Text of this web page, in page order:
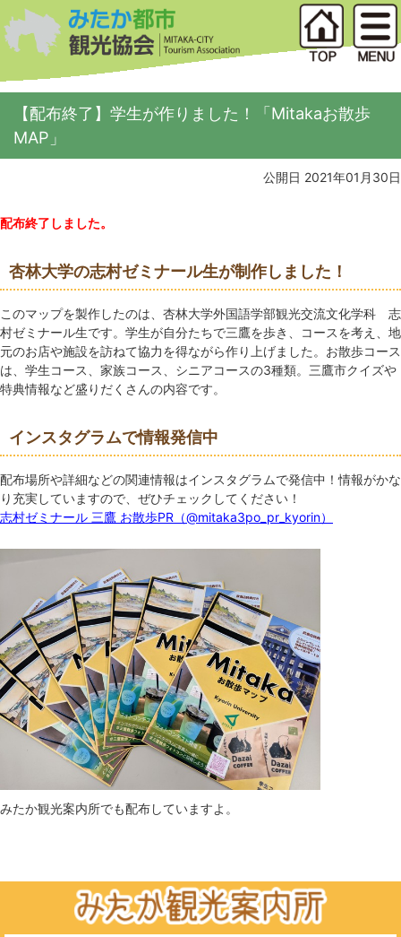
【配布終了】学生が作りました！「Mitakaお散歩
MAP」
公開日 2021年01月30日
配布終了しました。
杏林大学の志村ゼミナール生が制作しました！
このマップを製作したのは、杏林大学外国語学部観光交流文化学科 志
村ゼミナール生です。学生が自分たちで三鷹を歩き、コースを考え、地
元のお店や施設を訪ねて協力を得ながら作り上げました。お散歩コース
は、学生コース、家族コース、シニアコースの3種類。三鷹市クイズや
特典情報など盛りだくさんの内容です。
インスタグラムで情報発信中
配布場所や詳細などの関連情報はインスタグラムで発信中！情報がかな
り充実していますので、ぜひチェックしてください！
志村ゼミナール 三鷹 お散歩PR（@mitaka3po_pr_kyorin）
みたか観光案内所でも配布していますよ。